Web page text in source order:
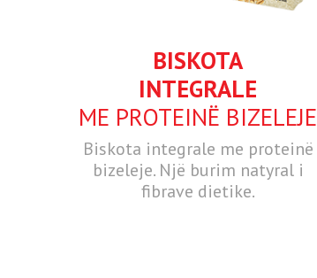
BISKOTA
INTEGRALE
ME PROTEINË BIZELEJE
Biskota integrale me proteinë
bizeleje. Një burim natyral i
fibrave dietike.